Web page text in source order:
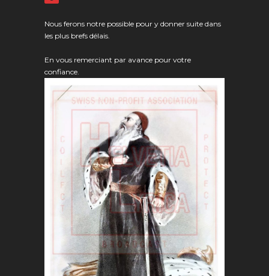
Nous ferons notre possible pour y donner suite dans
les plus brefs délais.
En vous remerciant par avance pour votre
confiance.